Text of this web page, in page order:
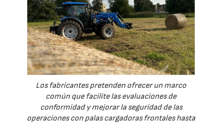
Los fabricantes pretenden ofrecer un marco
común que facilite las evaluaciones de
conformidad y mejorar la seguridad de las
operaciones con palas cargadoras frontales hasta